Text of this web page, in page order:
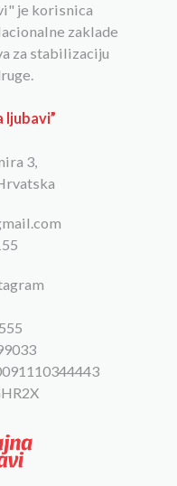
je korisnica
zaklade
za stabilizaciju
ljubavi”
3,